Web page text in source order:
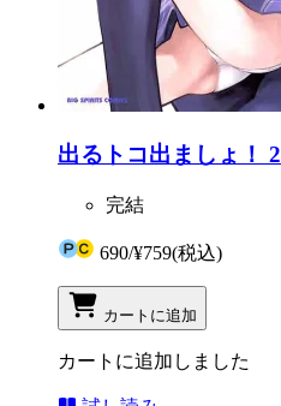
出るトコ出ましょ！ 2
完結
690/¥759(税込)
カートに追加
カートに追加しました